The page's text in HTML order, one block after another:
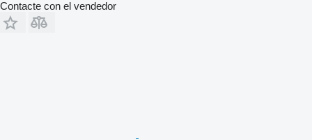
Contacte con el vendedor